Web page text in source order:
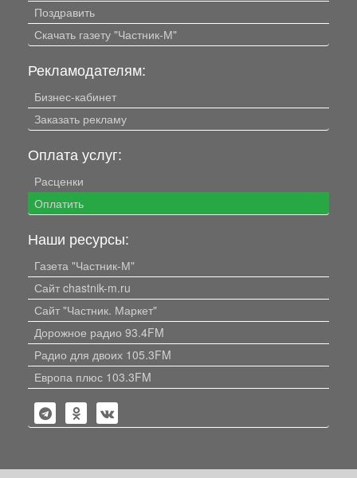
Поздравить
Скачать газету "Частник-М"
Рекламодателям:
Бизнес-кабинет
Заказать рекламу
Оплата услуг:
Расценки
Оплатить
Наши ресурсы:
Газета "Частник-М"
Сайт chastnik-m.ru
Сайт "Частник. Маркет"
Дорожное радио 93.4FM
Радио для двоих 105.3FM
Европа плюс 103.3FM